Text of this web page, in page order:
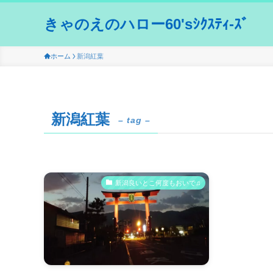
きゃのえのハロー60'sｼｸｽﾃｨ-ｽﾞ
ホーム 新潟紅葉
新潟紅葉 – tag –
新潟良いとこ何度もおいで♫